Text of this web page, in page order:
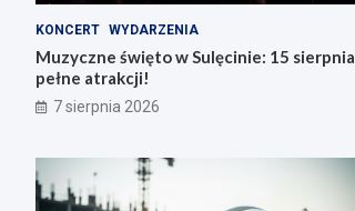
KONCERT WYDARZENIA
Muzyczne święto w Sulęcinie: 15 sierpnia
pełne atrakcji!
7 sierpnia 2026